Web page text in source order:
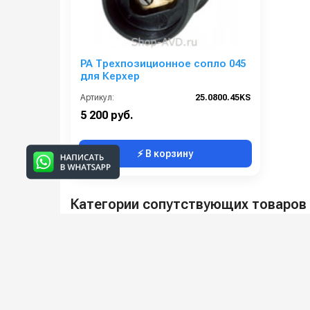
PA Трехпозиционное сопло 045
для Керхер
Артикул: 25.0800.45KS
5 200 руб.
⚡ В корзину
Категории сопутствующих товаров